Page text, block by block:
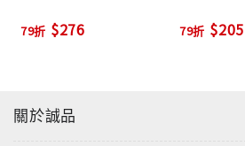
79折 $276 79折 $205
關於誠品